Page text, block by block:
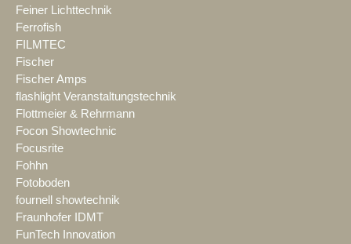
Feiner Lichttechnik
Ferrofish
FILMTEC
Fischer
Fischer Amps
flashlight Veranstaltungstechnik
Flottmeier & Rehrmann
Focon Showtechnic
Focusrite
Fohhn
Fotoboden
fournell showtechnik
Fraunhofer IDMT
FunTech Innovation